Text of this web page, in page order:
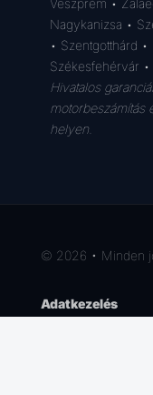
Veszprém •
Nagykanizsa •
• Szentgotthárd
Székesfehérvár •
Hivatalos
motorbeszámítás
helyen.
© 2026 • Minden
Adatkezelés